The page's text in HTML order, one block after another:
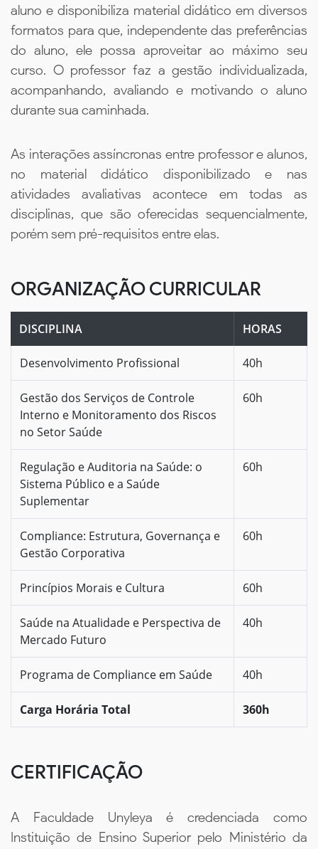
aluno e disponibiliza material didático em diversos
formatos para que, independente das preferências
do aluno, ele possa aproveitar ao máximo seu
curso. O professor faz a gestão individualizada,
acompanhando, avaliando e motivando o aluno
durante sua caminhada.
As interações assíncronas entre professor e alunos,
no material didático disponibilizado e nas
atividades avaliativas acontece em todas as
disciplinas, que são oferecidas sequencialmente,
porém sem pré-requisitos entre elas.
ORGANIZAÇÃO CURRICULAR
DISCIPLINA HORAS
Desenvolvimento Profissional 40h
Gestão dos Serviços de Controle
Interno e Monitoramento dos Riscos
no Setor Saúde
60h
Regulação e Auditoria na Saúde: o
Sistema Público e a Saúde
Suplementar
60h
Compliance: Estrutura, Governança e
Gestão Corporativa
60h
Princípios Morais e Cultura 60h
Saúde na Atualidade e Perspectiva de
Mercado Futuro
40h
Programa de Compliance em Saúde 40h
Carga Horária Total 360h
CERTIFICAÇÃO
A Faculdade Unyleya é credenciada como
Instituição de Ensino Superior pelo Ministério da